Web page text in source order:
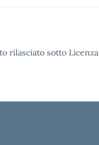
rilasciato sotto Licenza